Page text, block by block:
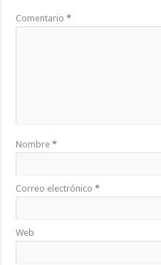
Comentario*
Nombre*
Correo electrónico*
Web